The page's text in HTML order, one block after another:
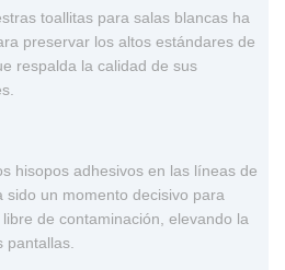
toallitas para salas blancas ha
preservar los altos estándares de
respalda la calidad de sus
hisopos adhesivos en las líneas de
sido un momento decisivo para
de contaminación, elevando la
pantallas.